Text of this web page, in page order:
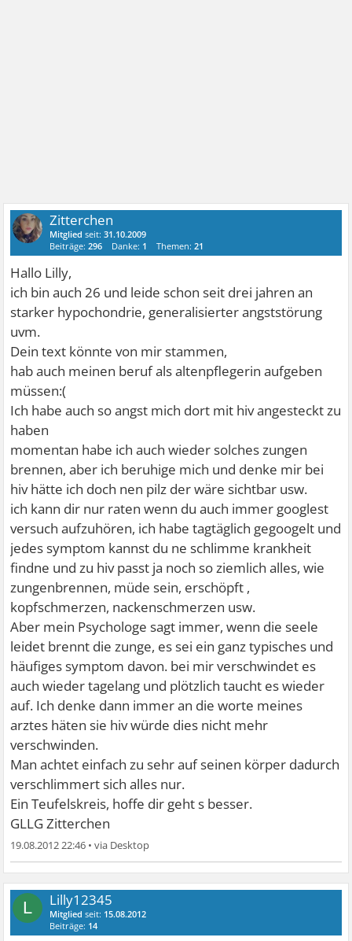
Zitterchen
Mitglied seit:31.10.2009
Beiträge:296 Danke: 1 Themen:21
Hallo Lilly,
ich bin auch 26 und leide schon seit drei jahren an
starker hypochondrie, generalisierter angststörung
uvm.
Dein text könnte von mir stammen,
hab auch meinen beruf als altenpflegerin aufgeben
müssen:(
Ich habe auch so angst mich dort mit hiv angesteckt zu
haben
momentan habe ich auch wieder solches zungen
brennen, aber ich beruhige mich und denke mir bei
hiv hätte ich doch nen pilz der wäre sichtbar usw.
ich kann dir nur raten wenn du auch immer googlest
versuch aufzuhören, ich habe tagtäglich gegoogelt und
jedes symptom kannst du ne schlimme krankheit
findne und zu hiv passt ja noch so ziemlich alles, wie
zungenbrennen, müde sein, erschöpft ,
kopfschmerzen, nackenschmerzen usw.
Aber mein Psychologe sagt immer, wenn die seele
leidet brennt die zunge, es sei ein ganz typisches und
häufiges symptom davon. bei mir verschwindet es
auch wieder tagelang und plötzlich taucht es wieder
auf. Ich denke dann immer an die worte meines
arztes häten sie hiv würde dies nicht mehr
verschwinden.
Man achtet einfach zu sehr auf seinen körper dadurch
verschlimmert sich alles nur.
Ein Teufelskreis, hoffe dir geht s besser.
GLLG Zitterchen
19.08.2012 22:46 •
L Lilly12345
Mitglied seit: 15.08.2012
Beiträge: 14